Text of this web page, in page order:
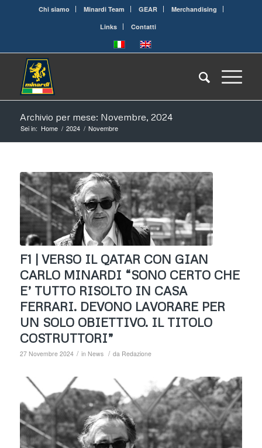
Chi siamo Minardi Team GEAR
Merchandising
Links
Contatti
Archivio per mese: Novembre, 2024
Sei in: Home / 2024 / Novembre
F1 | VERSO IL QATAR CON GIAN
CARLO MINARDI “SONO CERTO CHE
E’ TUTTO RISOLTO IN CASA
FERRARI. DEVONO LAVORARE PER
UN SOLO OBIETTIVO. IL TITOLO
COSTRUTTORI”
27 Novembre 2024 / in News / da Redazione